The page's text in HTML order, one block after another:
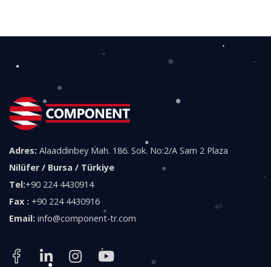
Adres: Alaaddinbey Mah. 186. Sok. No:2/A Sam 2 Plaza
Nilüfer / Bursa / Türkiye
Tel:+90 224 4430914
Fax : +90 224 4430916
Email: info@component-tr.com